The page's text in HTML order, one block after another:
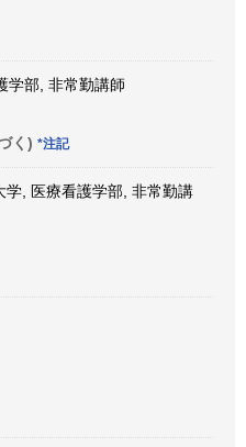
学部, 非常勤講師
く) *注記
, 医療看護学部, 非常勤講